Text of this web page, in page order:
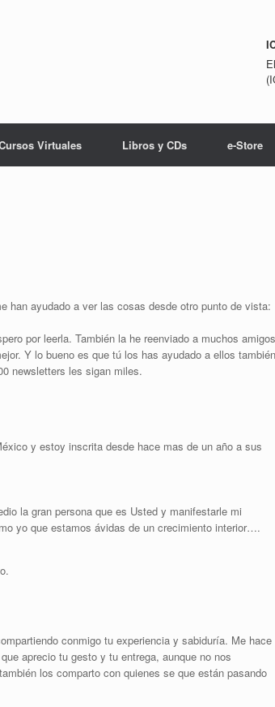
Virtuales Libros y CDs e-Store
han ayudado a ver las cosas desde otro punto de vista:
por leerla. También la he reenviado a muchos amigos
Y lo bueno es que tú los has ayudado a ellos
newsletters les sigan miles.
y estoy inscrita desde hace mas de un año a sus
la gran persona que es Usted y manifestarle mi
yo que estamos ávidas de un crecimiento interior….
conmigo tu experiencia y sabiduría. Me hace
aprecio tu gesto y tu entrega, aunque no nos
los comparto con quienes se que están pasando